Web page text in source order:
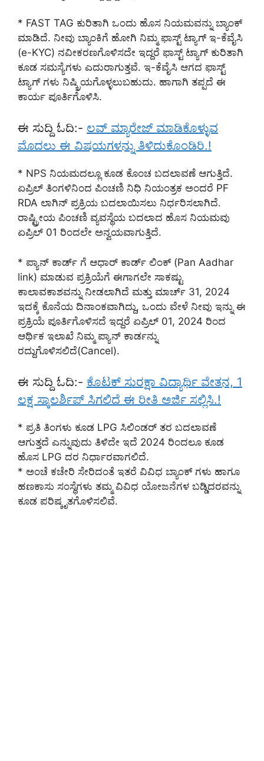
* FAST TAG ಕುರಿತಾಗಿ ಒಂದು ಹೊಸ ನಿಯಮವನ್ನು ಬ್ಯಾಂಕ್
ಮಾಡಿದೆ. ನೀವು ಬ್ಯಾಂಕಿಗೆ ಹೋಗಿ ನಿಮ್ಮ ಫಾಸ್ಟ್ ಟ್ಯಾಗ್ ಇ-ಕೆವೈಸಿ
(e-KYC) ನವೀಕರಣಗೊಳಿಸದೇ ಇದ್ದರೆ ಫಾಸ್ಟ್ ಟ್ಯಾಗ್ ಕುರಿತಾಗಿ
ಕೂಡ ಸಮಸ್ಯೆಗಳು ಎದುರಾಗುತ್ತವೆ. ಇ-ಕೆವೈಸಿ ಆಗದ ಫಾಸ್ಟ್
ಟ್ಯಾಗ್ ಗಳು ನಿಷ್ಕ್ರಿಯಗೊಳ್ಳಲುಬಹುದು. ಹಾಗಾಗಿ ತಪ್ಪದೆ ಈ
ಕಾರ್ಯ ಪೂರ್ತಿಗೊಳಿಸಿ.
ಈ ಸುದ್ದಿ ಓದಿ:- ಲವ್ ಮ್ಯಾರೇಜ್ ಮಾಡಿಕೊಳ್ಳುವ
ಮೊದಲು ಈ ವಿಷಯಗಳನ್ನು ತಿಳಿದುಕೊಂಡಿರಿ.!
* NPS ನಿಯಮದಲ್ಲೂ ಕೂಡ ಕೊಂಚ ಬದಲಾವಣೆ ಆಗುತ್ತಿದೆ.
ಏಪ್ರಿಲ್ ತಿಂಗಳಿನಿಂದ ಪಿಂಚಣಿ ನಿಧಿ ನಿಯಂತ್ರಕ ಅಂದರೆ PF
RDA ಲಾಗಿನ್ ಪ್ರಕ್ರಿಯ ಬದಲಾಯಿಸಲು ನಿರ್ಧರಿಸಲಾಗಿದೆ.
ರಾಷ್ಟ್ರೀಯ ಪಿಂಚಣಿ ವ್ಯವಸ್ಥೆಯ ಬದಲಾದ ಹೊಸ ನಿಯಮವು
ಏಪ್ರಿಲ್ 01 ರಿಂದಲೇ ಅನ್ವಯವಾಗುತ್ತಿದೆ.
* ಪ್ಯಾನ್ ಕಾರ್ಡ್ ಗೆ ಆಧಾರ್ ಕಾರ್ಡ್ ಲಿಂಕ್ (Pan Aadhar
link) ಮಾಡುವ ಪ್ರಕ್ರಿಯೆಗೆ ಈಗಾಗಲೇ ಸಾಕಷ್ಟು
ಕಾಲಾವಕಾಶವನ್ನು ನೀಡಲಾಗಿದೆ ಮತ್ತು ಮಾರ್ಚ್ 31, 2024
ಇದಕ್ಕೆ ಕೊನೆಯ ದಿನಾಂಕವಾಗಿದ್ದು, ಒಂದು ವೇಳೆ ನೀವು ಇನ್ನು ಈ
ಪ್ರಕ್ರಿಯೆ ಪೂರ್ತಿಗೊಳಿಸದೆ ಇದ್ದರೆ ಏಪ್ರಿಲ್ 01, 2024 ರಿಂದ
ಆರ್ಥಿಕ ಇಲಾಖೆ ನಿಮ್ಮ ಪ್ಯಾನ್ ಕಾರ್ಡನ್ನು
ರದ್ದುಗೊಳಿಸಲಿದೆ(Cancel).
ಈ ಸುದ್ದಿ ಓದಿ:- ಕೊಟಕ್ ಸುರಕ್ಷಾ ವಿದ್ಯಾರ್ಥಿ ವೇತನ, 1
ಲಕ್ಷ ಸ್ಕಾಲರ್ಶಿಪ್ ಸಿಗಲಿದೆ ಈ ರೀತಿ ಅರ್ಜಿ ಸಲ್ಲಿಸಿ.!
* ಪ್ರತಿ ತಿಂಗಳು ಕೂಡ LPG ಸಿಲಿಂಡರ್ ತರ ಬದಲಾವಣೆ
ಆಗುತ್ತದೆ ಎನ್ನುವುದು ತಿಳಿದೇ ಇದೆ 2024 ರಿಂದಲೂ ಕೂಡ
ಹೊಸ LPG ದರ ನಿರ್ಧಾರವಾಗಲಿದೆ.
* ಅಂಚೆ ಕಚೇರಿ ಸೇರಿದಂತೆ ಇತರೆ ವಿವಿಧ ಬ್ಯಾಂಕ್ ಗಳು ಹಾಗೂ
ಹಣಕಾಸು ಸಂಸ್ಥೆಗಳು ತಮ್ಮ ವಿವಿಧ ಯೋಜನೆಗಳ ಬಡ್ಡಿದರವನ್ನು
ಕೂಡ ಪರಿಷ್ಕೃತಗೊಳಿಸಲಿವೆ.